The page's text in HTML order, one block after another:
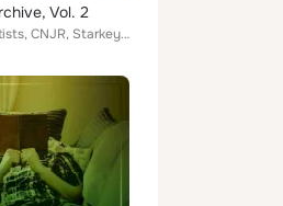
Vol. 2
Various Artists, CNJR, Starkey, Yppah, Natasha Kmeto, Kognitif, NOTME, Arms and Sleepers, Michal Menert, Asta Hiroki, Daily Brea...